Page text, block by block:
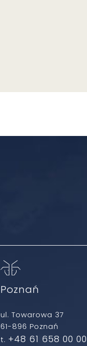
Poznań
ul. Towarowa 37
61-896 Poznań
t. +48 61 658 00 00